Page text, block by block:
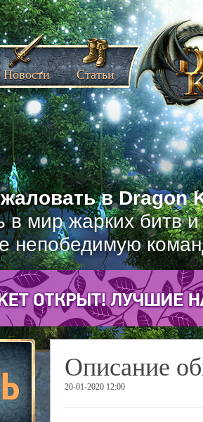
в Dragon
в мир жарких битв
непобедимую
Новости Статьи
Описание
20-01-2020 12:00